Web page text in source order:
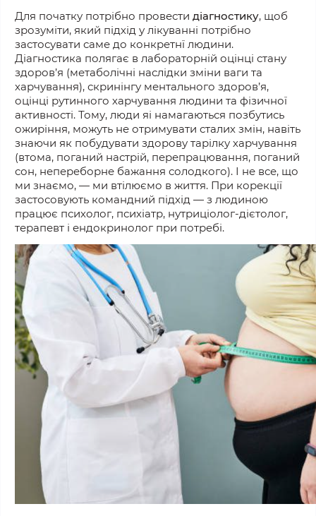
Для початку потрібно провести діагностику, щоб
зрозуміти, який підхід у лікуванні потрібно
застосувати саме до конкретнї людини.
Діагностика полягає в лабораторній оцінці стану
здоров’я (метаболічні наслідки зміни ваги та
харчування), скринінгу ментального здоров’я,
оцінці рутинного харчування людини та фізичної
активності. Тому, люди яі намагаються позбутись
ожиріння, можуть не отримувати сталих змін, навіть
знаючи як побудувати здорову тарілку харчування
(втома, поганий настрій, перепрацювання, поганий
сон, непереборне бажання солодкого). І не все, що
ми знаємо, — ми втілюємо в життя. При корекції
застосовують командний підхід — з людиною
працює психолог, психіатр, нутриціолог-дієтолог,
терапевт і ендокринолог при потребі.